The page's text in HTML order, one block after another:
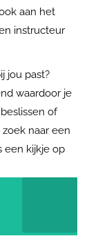
aan het
instructeur
jou past?
waardoor je
of
naar een
een kijkje op